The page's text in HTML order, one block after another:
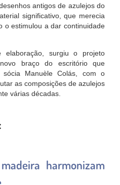
antigos de azulejos do
significativo, que merecia
o estimulou a dar continuidade
surgiu o projeto
novo braço do escritório que
Manuèle Colás, com o
as composições de azulejos
várias décadas.
harmonizam